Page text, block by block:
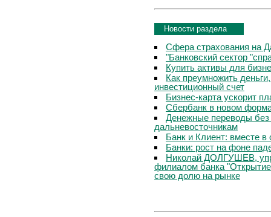
Новости раздела
Сфера страхования на
"Банковский сектор
Купить активы для
Как преумножить
инвестиционный счет
Бизнес-карта ускорит
Сбербанк в новом
Денежные переводы без
дальневосточникам
Банк и Клиент: вместе в
Банки: рост на фоне
Николай ДОЛГУШЕВ,
филиалом банка
свою долю на рынке